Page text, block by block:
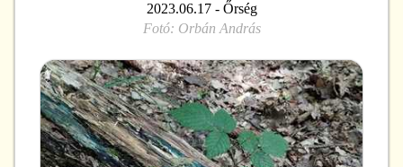
2023.06.17 - Őrség
Fotó: Orbán András